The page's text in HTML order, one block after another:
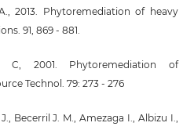
2013. Phytoremediation of heavy
91, 869 - 881.
2001. Phytoremediation of
Technol. 79: 273 - 276
Becerril J. M., Amezaga I., Albizu I.,